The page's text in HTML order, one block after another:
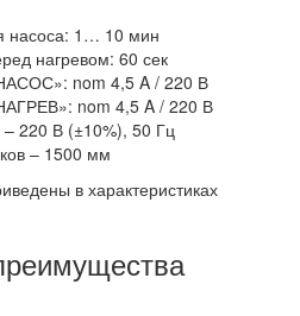
насоса: 1… 10 мин
нагревом: 60 сек
nom 4,5 A / 220 В
nom 4,5 A / 220 В
220 В (±10%), 50 Гц
– 1500 мм
в характеристиках